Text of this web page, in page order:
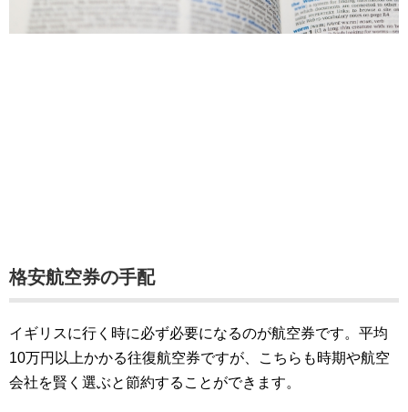
格安航空券の手配
イギリスに行く時に必ず必要になるのが航空券です。平均
10万円以上かかる往復航空券ですが、こちらも時期や航空
会社を賢く選ぶと節約することができます。